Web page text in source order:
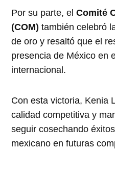
Por su parte, elComité
(COM) también celebró
de oro y resaltó que el
presencia de México en
internacional.
Con esta victoria, Kenia
calidad competitiva y
seguir cosechando
mexicano en futuras